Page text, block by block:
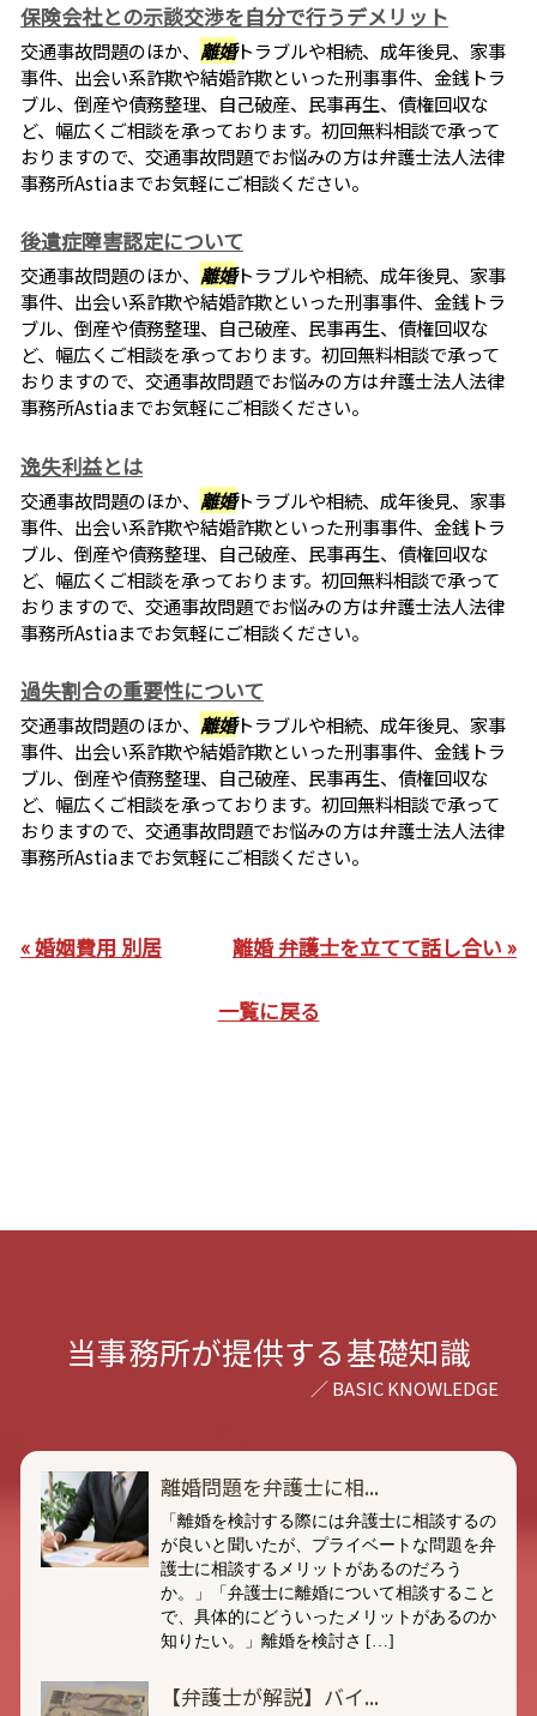
保険会社との示談交渉を自分で行うデメリット
交通事故問題のほか、 離婚トラブルや相続、成年後見、家事
事件、出会い系詐欺や結婚詐欺といった刑事事件、金銭トラ
ブル、倒産や債務整理、自己破産、民事再生、債権回収な
ど、幅広くご相談を承っております。初回無料相談で承って
おりますので、交通事故問題でお悩みの方は弁護士法人法律
事務所Astiaまでお気軽にご相談ください。
後遺症障害認定について
交通事故問題のほか、 離婚トラブルや相続、成年後見、家事
事件、出会い系詐欺や結婚詐欺といった刑事事件、金銭トラ
ブル、倒産や債務整理、自己破産、民事再生、債権回収な
ど、幅広くご相談を承っております。初回無料相談で承って
おりますので、交通事故問題でお悩みの方は弁護士法人法律
事務所Astiaまでお気軽にご相談ください。
逸失利益とは
交通事故問題のほか、 離婚トラブルや相続、成年後見、家事
事件、出会い系詐欺や結婚詐欺といった刑事事件、金銭トラ
ブル、倒産や債務整理、自己破産、民事再生、債権回収な
ど、幅広くご相談を承っております。初回無料相談で承って
おりますので、交通事故問題でお悩みの方は弁護士法人法律
事務所Astiaまでお気軽にご相談ください。
過失割合の重要性について
交通事故問題のほか、 離婚トラブルや相続、成年後見、家事
事件、出会い系詐欺や結婚詐欺といった刑事事件、金銭トラ
ブル、倒産や債務整理、自己破産、民事再生、債権回収な
ど、幅広くご相談を承っております。初回無料相談で承って
おりますので、交通事故問題でお悩みの方は弁護士法人法律
事務所Astiaまでお気軽にご相談ください。
« 婚姻費用 別居 離婚 弁護士を立てて話し合い »
一覧に戻る
当事務所が提供する基礎知識
離婚問題を弁護士に相...
「離婚を検討する際には弁護士に相談するの
が良いと聞いたが、プライベートな問題を弁
護士に相談するメリットがあるのだろう
か。」「弁護士に離婚について相談すること
で、具体的にどういったメリットがあるのか
知りたい。」離婚を検討さ […]
【弁護士が解説】バイ...